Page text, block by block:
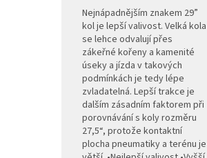
Nejnápadnějším znakem 29”
kol je lepší valivost. Velká kola
se lehce odvalují přes
zákeřné kořeny a kamenité
úseky a jízda v takových
podmínkách je tedy lépe
zvladatelná. Lepší trakce je
dalším zásadním faktorem při
porovnávání s koly rozměru
27,5“, protože kontaktní
plocha pneumatiky a terénu je